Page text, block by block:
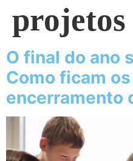
projetos
O final do ano
Como ficam
encerramento